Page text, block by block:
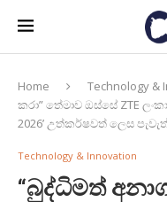
Home Technology &
කරා” තේමාව ඔස්සේ ZTE
2026’ උත්කර්ෂවත් ලෙස
Technology & Innovation
“බුද්ධිමත්